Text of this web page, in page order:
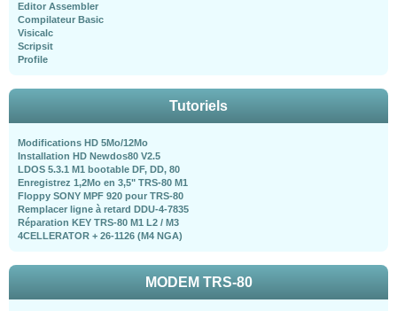
Editor Assembler
Compilateur Basic
Visicalc
Scripsit
Profile
Tutoriels
Modifications HD 5Mo/12Mo
Installation HD Newdos80 V2.5
LDOS 5.3.1 M1 bootable DF, DD, 80
Enregistrez 1,2Mo en 3,5" TRS-80 M1
Floppy SONY MPF 920 pour TRS-80
Remplacer ligne à retard DDU-4-7835
Réparation KEY TRS-80 M1 L2 / M3
4CELLERATOR + 26-1126 (M4 NGA)
MODEM TRS-80